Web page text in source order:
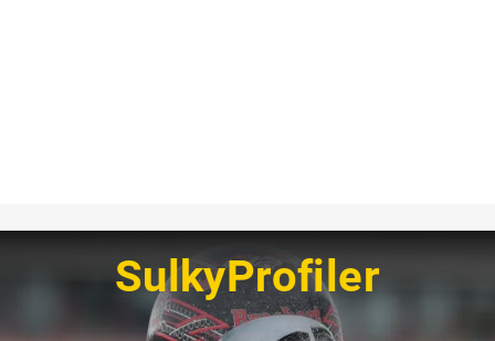
SulkyProfiler